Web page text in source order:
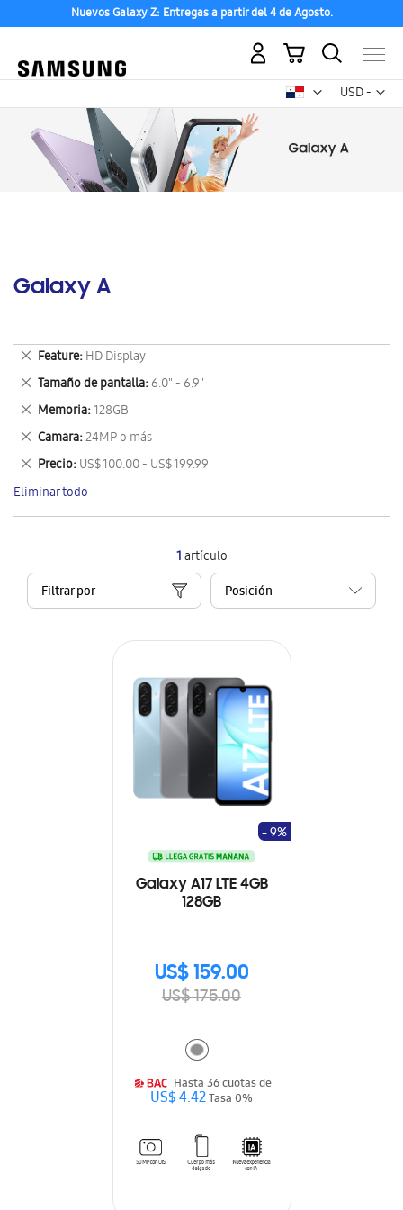
Nuevos Galaxy Z: Entregas a partir del 4 de Agosto.
USD -
dólar
Mi carrito
Galaxy A
1artículo
Filtrar por
Galaxy A17 LTE 4GB
128GB
US$ 159.00
US$ 175.00
- 9%
Hasta 36 cuotas de
US$ 4.42Tasa 0%
Feature HD Display
Eliminar
este
artículo
Tamaño de pantalla 6.0" - 6.9"
Eliminar
este
artículo
Memoria 128GB
Eliminar
este
artículo
Camara 24MP o más
Eliminar
este
artículo
Precio US$ 100.00 - US$ 199.99
Eliminar
este
artículo
Eliminar todo